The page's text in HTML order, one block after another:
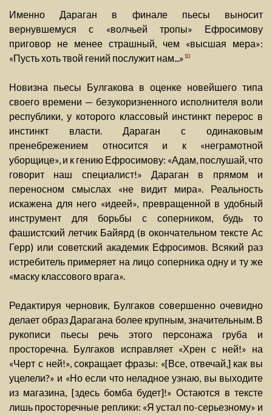
Именно Дараган в финале пьесы выносит
вернувшемуся с «волчьей тропы» Ефросимову
приговор не менее страшный, чем «высшая мера»:
«Пусть хоть твой гений послужит нам...»10
Новизна пьесы Булгакова в оценке новейшего типа
своего времени — безукоризненного исполнителя воли
республики, у которого классовый инстинкт перерос в
инстинкт власти. Дараган с одинаковым
пренебрежением относится и к «неграмотной
уборщице», и к гению Ефросимову: «Адам, послушай, что
говорит наш специалист!» Дараган в прямом и
переносном смыслах «не видит мира». Реальность
искажена для него «идеей», превращенной в удобный
инструмент для борьбы с соперником, будь то
фашистский летчик Байярд (в окончательном тексте Ас
Герр) или советский академик Ефросимов. Всякий раз
истребитель примеряет на лицо соперника одну и ту же
«маску классового врага».
Редактируя черновик, Булгаков совершенно очевидно
делает образ Дарагана более крупным, значительным. В
рукописи пьесы речь этого персонажа груба и
просторечна. Булгаков исправляет «Хрен с ней!» на
«Черт с ней!», сокращает фразы: «[Все, отвечай,] как вы
уцелели?» и «Но если что неладное узнаю, вы выходите
из магазина, [здесь бомба будет]!» Остаются в тексте
лишь просторечные реплики: «Я устал по-серьезному» и